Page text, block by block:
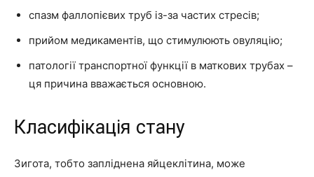
спазм фаллопієвих труб із-за частих стресів;
прийом медикаментів, що стимулюють овуляцію;
патології транспортної функції в маткових трубах –
ця причина вважається основною.
Класифікація стану
Зигота, тобто запліднена яйцеклітина, може